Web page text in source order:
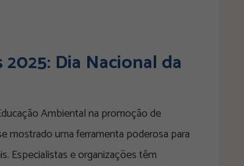
Dia Nacional da
Ambiental na promoção de
mostrado uma ferramenta poderosa para
Especialistas e organizações têm